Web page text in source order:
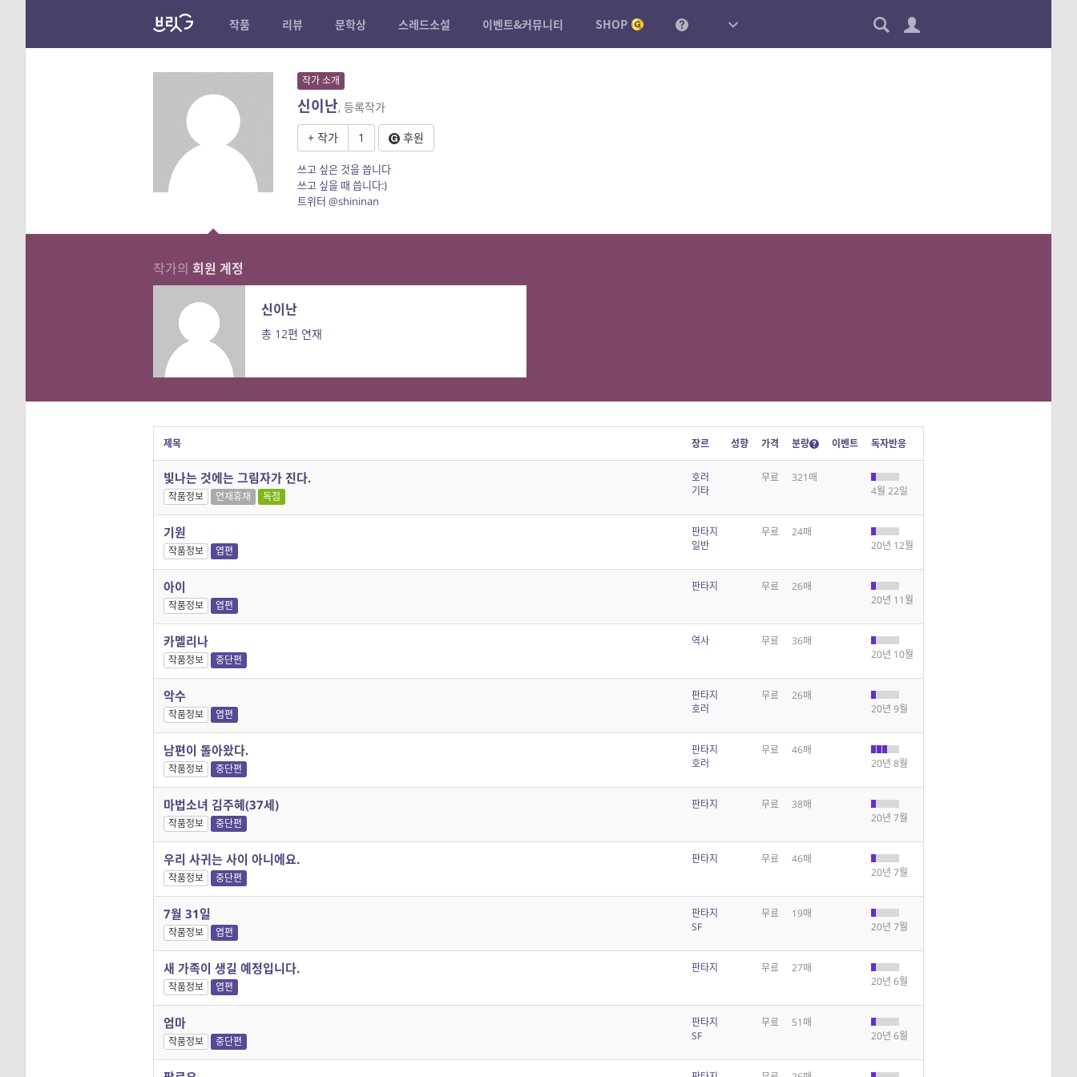
작품 리뷰 문학상 스레드소설 이벤트&커뮤니티 SHOP
작가 소개
신이난, 등록작가
+ 작가
1 후원
쓰고 싶은 것을 씁니다
쓰고 싶을 때 씁니다:)
트위터 @shininan
작가의 회원 계정
신이난
총 12편 연재
제목 장르 성향 가격 분량 이벤트 독자반응
빛나는 것에는 그림자가 진다.
작품정보 연재휴재 독점
호러
기타
무료
321매
4월 22일
기원
작품정보 엽편
판타지
일반
무료
24매
20년 12월
아이
작품정보 엽편
판타지 무료
26매
20년 11월
카멜리나
작품정보 중단편
역사 무료
36매
20년 10월
악수
작품정보 엽편
판타지
호러
무료
26매
20년 9월
남편이 돌아왔다.
작품정보 중단편
판타지
호러
무료
46매
20년 8월
마법소녀 김주혜(37세)
작품정보 중단편
판타지 무료
38매
20년 7월
우리 사귀는 사이 아니에요.
작품정보 중단편
판타지 무료
46매
20년 7월
7월 31일
작품정보 엽편
판타지
SF
무료
19매
20년 7월
새 가족이 생길 예정입니다.
작품정보 엽편
판타지 무료
27매
20년 6월
엄마
작품정보 중단편
판타지
SF
무료
51매
20년 6월